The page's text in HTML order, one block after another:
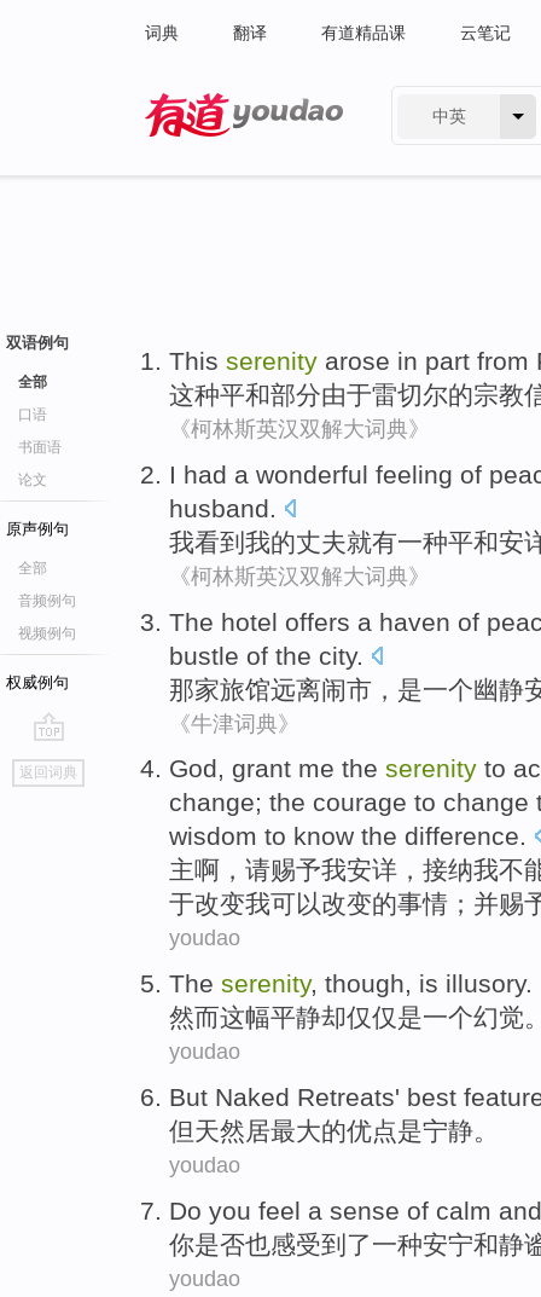
词典 翻译 有道精品课 云笔记
中英
双语例句
全部
口语
书面语
论文
原声例句
全部
音频例句
视频例句
权威例句
go
top
返回词典
This serenity arose in part from
这种平和部分由于雷切尔的宗教
《柯林斯英汉双解大词典》
I had a wonderful feeling of
husband.
我看到 我的丈夫就有一种平和安
《柯林斯英汉双解大词典》
The hotel offers a haven of
bustle of the city.
那家旅馆远离闹市 ，是一个幽静
《牛津词典》
God, grant me the serenity to
change; the courage to change
wisdom to know the difference.
主啊 ，请赐予我安详 ， 接纳我不
于改变我可以改变的事情 ； 并赐
youdao
The serenity, though, is illusory.
然而这幅平静却仅仅是一个幻觉
youdao
But Naked Retreats' best
但天然居最大的优点是宁静。
youdao
Do you feel a sense of calm and
你是否也感受到了一种安宁和静
youdao